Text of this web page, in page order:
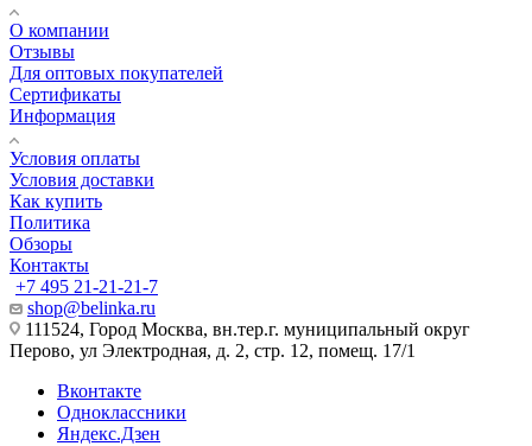
О компании
Отзывы
Для оптовых покупателей
Сертификаты
Информация
Условия оплаты
Условия доставки
Как купить
Политика
Обзоры
Контакты
+7 495 21-21-21-7
shop@belinka.ru
111524, Город Москва, вн.тер.г. муниципальный округ
Перово, ул Электродная, д. 2, стр. 12, помещ. 17/1
Вконтакте
Одноклассники
Яндекс.Дзен